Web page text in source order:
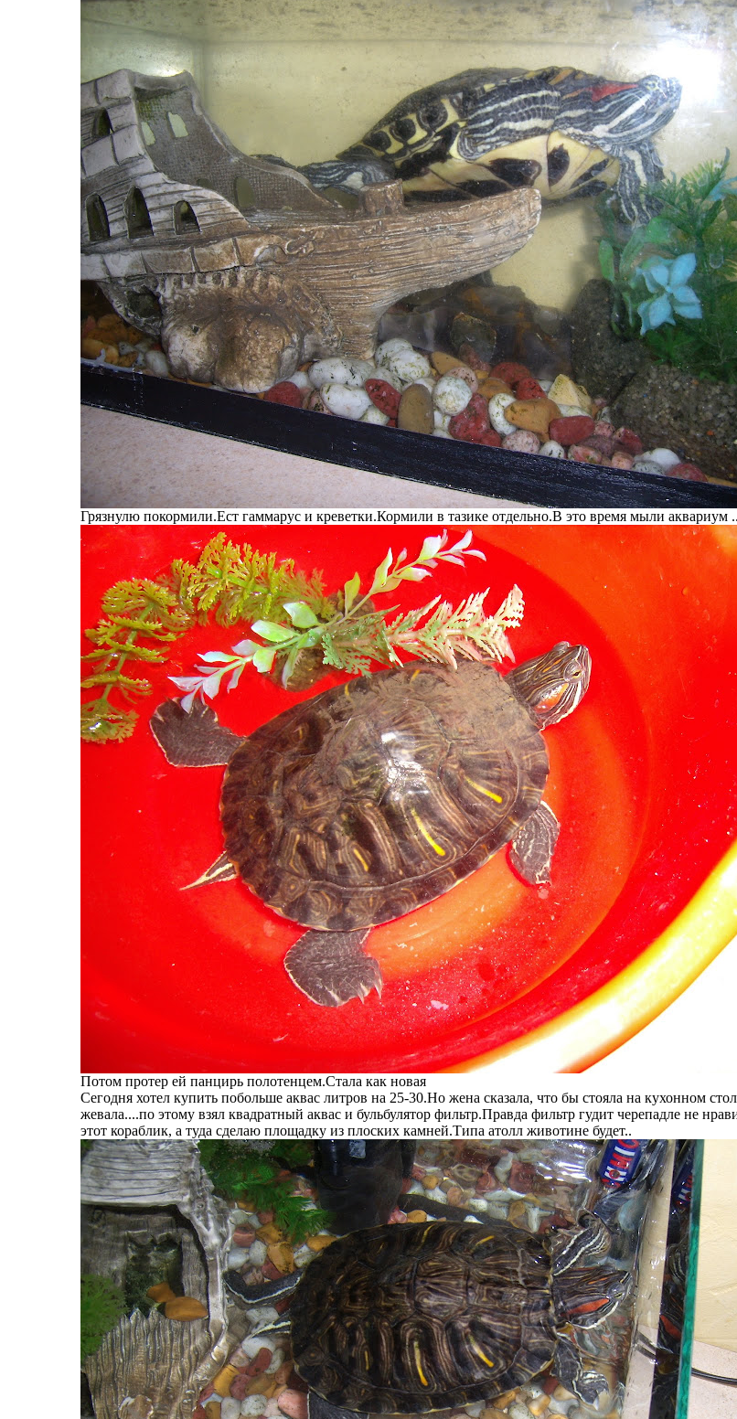
Грязнулю покормили.Ест гаммарус и креветки.Кормили в тазике отдельно.В это время мыли аквариум
Потом протер ей панцирь полотенцем.Стала как новая
Сегодня хотел купить побольше аквас литров на 25-30.Но жена сказала, что бы стояла на кухонном
жевала....по этому взял квадратный аквас и бульбулятор фильтр.Правда фильтр гудит черепадле не
этот кораблик, а туда сделаю площадку из плоских камней.Типа атолл животине будет..